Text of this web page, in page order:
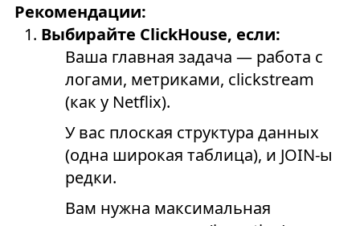
Рекомендации:
Выбирайте ClickHouse, если:
Ваша главная задача — работа с
логами, метриками, clickstream
(как у Netflix).
У вас плоская структура данных
(одна широкая таблица), и JOIN-ы
редки.
Вам нужна максимальная